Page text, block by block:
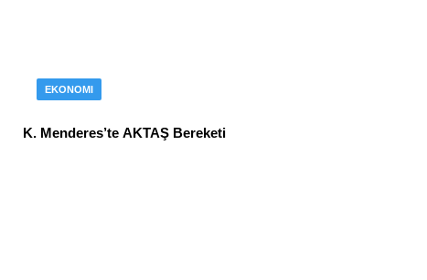
EKONOMI
K. Menderes’te AKTAŞ Bereketi